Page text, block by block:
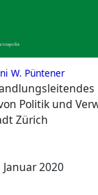
W. Püntener
Politik und
Zürich
2020